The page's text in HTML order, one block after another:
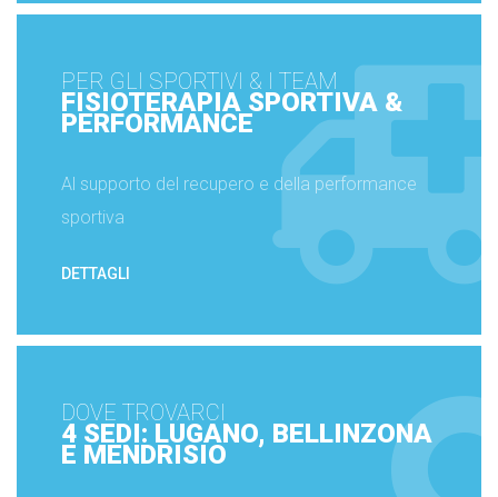
PER GLI SPORTIVI & I TEAM
FISIOTERAPIA SPORTIVA &
PERFORMANCE
Al supporto del recupero e della performance
sportiva
DETTAGLI
DOVE TROVARCI
4 SEDI: LUGANO, BELLINZONA
E MENDRISIO